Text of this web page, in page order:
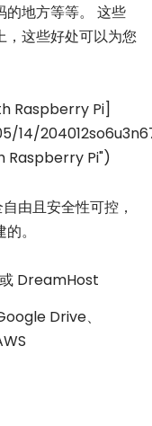
的地方等等。 这些
，这些好处可以为您
Raspberry Pi]
Raspberry Pi")
由且安全性可控，
。
DreamHost
Drive、